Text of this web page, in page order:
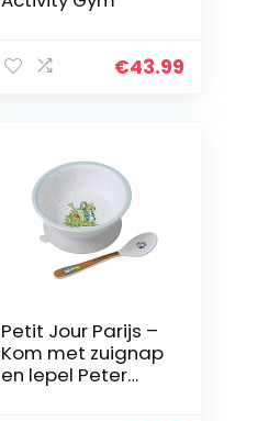
€43.99
Petit Jour Parijs –
Kom met zuignap
en lepel Peter